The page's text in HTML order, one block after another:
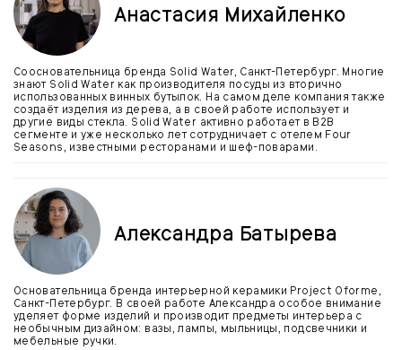
Анастасия Михайленко
Соосновательница бренда Solid Water, Санкт-Петербург. Многие
знают Solid Water как производителя посуды из вторично
использованных винных бутылок. На самом деле компания также
создаёт изделия из дерева, а в своей работе использует и
другие виды стекла. Solid Water активно работает в B2B
сегменте и уже несколько лет сотрудничает с отелем Four
Seasons, известными ресторанами и шеф-поварами.
Александра Батырева
Основательница бренда интерьерной керамики Project Oforme,
Санкт-Петербург. В своей работе Александра особое внимание
уделяет форме изделий и производит предметы интерьера с
необычным дизайном: вазы, лампы, мыльницы, подсвечники и
мебельные ручки.